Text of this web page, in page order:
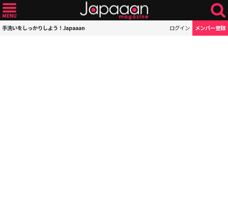
手洗いをしっかりしよう！Japaaan ログイン メンバー登録